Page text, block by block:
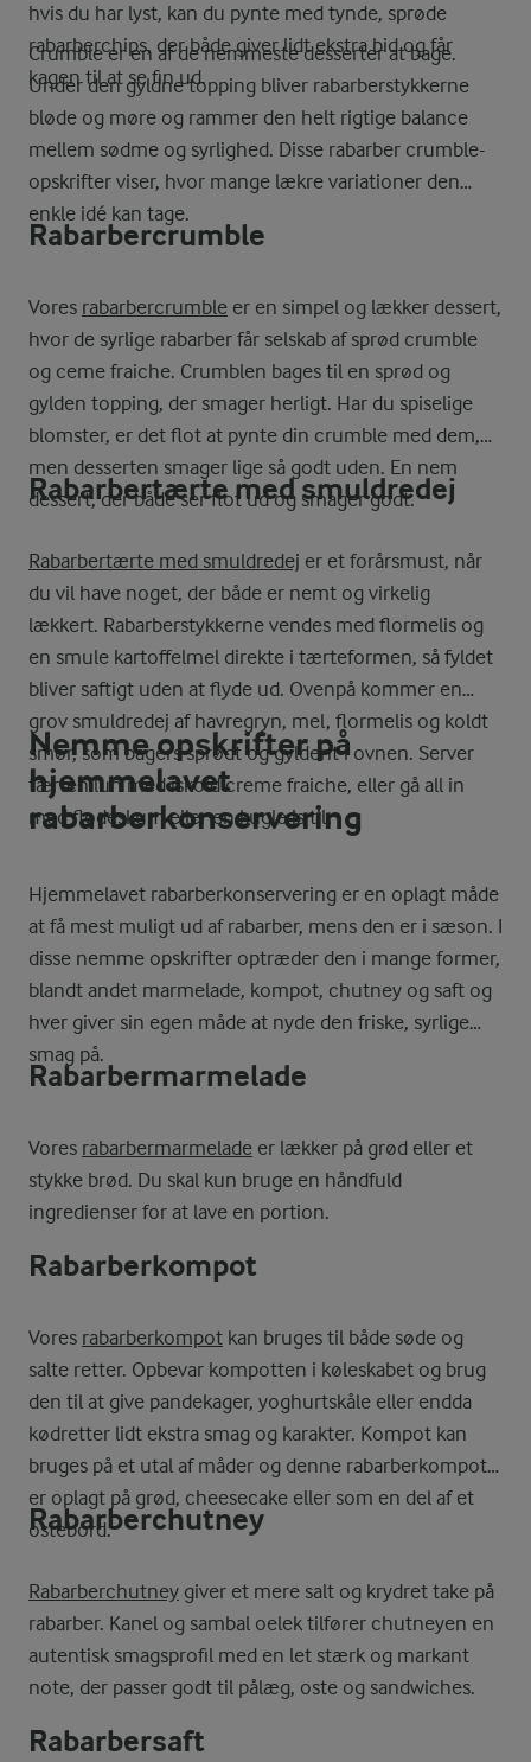
hvis du har lyst, kan du pynte med tynde, sprøde
rabarberchips, der både giver lidt ekstra bid og får
kagen til at se fin ud.
Crumble er en af de nemmeste desserter at bage.
Under den gyldne topping bliver rabarberstykkerne
bløde og møre og rammer den helt rigtige balance
mellem sødme og syrlighed. Disse rabarber crumble-
opskrifter viser, hvor mange lækre variationer den
enkle idé kan tage.
Rabarbercrumble
Vores rabarbercrumble er en simpel og lækker dessert,
hvor de syrlige rabarber får selskab af sprød crumble
og ceme fraiche. Crumblen bages til en sprød og
gylden topping, der smager herligt. Har du spiselige
blomster, er det flot at pynte din crumble med dem,
men desserten smager lige så godt uden. En nem
dessert, der både ser flot ud og smager godt.
Rabarbertærte med smuldredej
Rabarbertærte med smuldredej er et forårsmust, når
du vil have noget, der både er nemt og virkelig
lækkert. Rabarberstykkerne vendes med flormelis og
en smule kartoffelmel direkte i tærteformen, så fyldet
bliver saftigt uden at flyde ud. Ovenpå kommer en
grov smuldredej af havregryn, mel, flormelis og koldt
smør, som bagers sprødt og gyldent i ovnen. Server
tærten lun med iskold creme fraiche, eller gå all in
med flødeskum eller en kugle is til.
Nemme opskrifter på
hjemmelavet
rabarberkonservering
Hjemmelavet rabarberkonservering er en oplagt måde
at få mest muligt ud af rabarber, mens den er i sæson. I
disse nemme opskrifter optræder den i mange former,
blandt andet marmelade, kompot, chutney og saft og
hver giver sin egen måde at nyde den friske, syrlige
smag på.
Rabarbermarmelade
Vores rabarbermarmelade er lækker på grød eller et
stykke brød. Du skal kun bruge en håndfuld
ingredienser for at lave en portion.
Rabarberkompot
Vores rabarberkompot kan bruges til både søde og
salte retter. Opbevar kompotten i køleskabet og brug
den til at give pandekager, yoghurtskåle eller endda
kødretter lidt ekstra smag og karakter. Kompot kan
bruges på et utal af måder og denne rabarberkompot
er oplagt på grød, cheesecake eller som en del af et
ostebord.
Rabarberchutney
Rabarberchutney giver et mere salt og krydret take på
rabarber. Kanel og sambal oelek tilfører chutneyen en
autentisk smagsprofil med en let stærk og markant
note, der passer godt til pålæg, oste og sandwiches.
Rabarbersaft